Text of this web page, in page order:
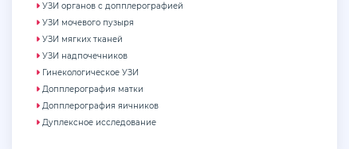
УЗИ органов с допплерографией
УЗИ мочевого пузыря
УЗИ мягких тканей
УЗИ надпочечников
Гинекологическое УЗИ
Допплерография матки
Допплерография яичников
Дуплексное исследование